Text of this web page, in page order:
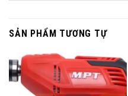
SẢN PHẨM TƯƠNG TỰ